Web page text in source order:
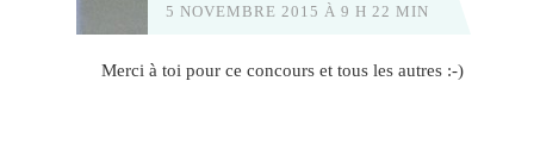
5 NOVEMBRE 2015 À 9 H 22 MIN
Merci à toi pour ce concours et tous les autres :-)